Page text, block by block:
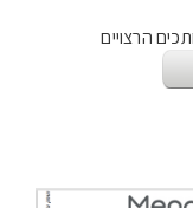
הרצויים